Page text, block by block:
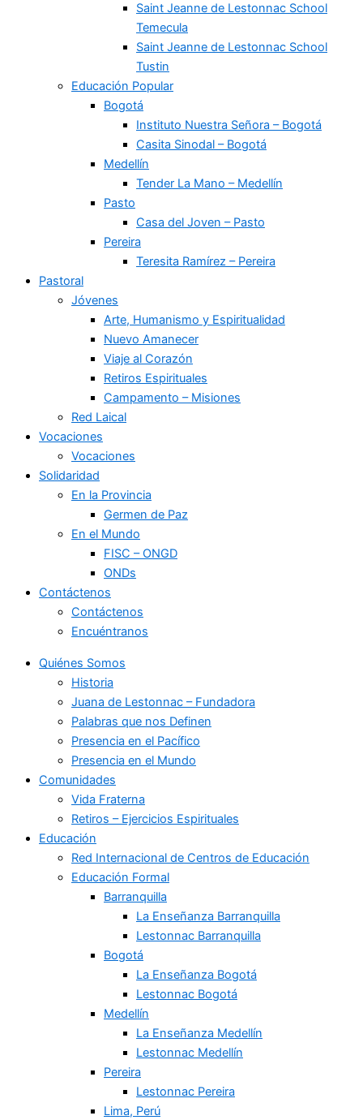
Saint Jeanne de Lestonnac School
Temecula
Saint Jeanne de Lestonnac School
Tustin
Educación Popular
Bogotá
Instituto Nuestra Señora – Bogotá
Casita Sinodal – Bogotá
Medellín
Tender La Mano – Medellín
Pasto
Casa del Joven – Pasto
Pereira
Teresita Ramírez – Pereira
Pastoral
Jóvenes
Arte, Humanismo y Espiritualidad
Nuevo Amanecer
Viaje al Corazón
Retiros Espirituales
Campamento – Misiones
Red Laical
Vocaciones
Vocaciones
Solidaridad
En la Provincia
Germen de Paz
En el Mundo
FISC – ONGD
ONDs
Contáctenos
Contáctenos
Encuéntranos
Quiénes Somos
Historia
Juana de Lestonnac – Fundadora
Palabras que nos Definen
Presencia en el Pacífico
Presencia en el Mundo
Comunidades
Vida Fraterna
Retiros – Ejercicios Espirituales
Educación
Red Internacional de Centros de Educación
Educación Formal
Barranquilla
La Enseñanza Barranquilla
Lestonnac Barranquilla
Bogotá
La Enseñanza Bogotá
Lestonnac Bogotá
Medellín
La Enseñanza Medellín
Lestonnac Medellín
Pereira
Lestonnac Pereira
Lima, Perú